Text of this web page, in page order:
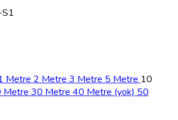
Metre 2 Metre 3 Metre 5 Metre 10
Metre 30 Metre 40 Metre (yok) 50